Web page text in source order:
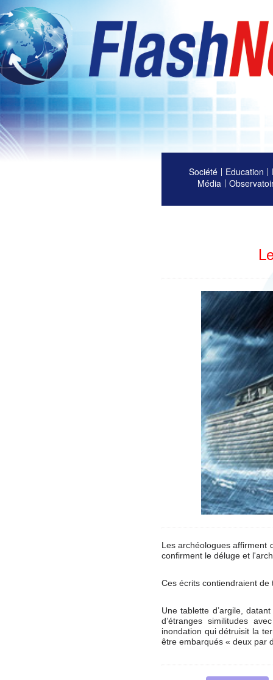
Société Education
Média
Les archéologues affirment
confirment le déluge et
Ces écrits contiendraient
Une tablette d’argile,
d’étranges similitudes
inondation qui détruisit la
être embarqués « deux par